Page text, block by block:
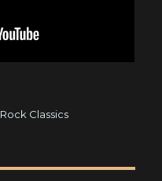
Kategorien
Rock Classics